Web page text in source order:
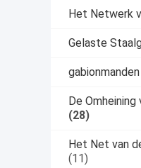
Het Netwerk
Gelaste
gabionmanden
De
(28)
Het Net van
(11)